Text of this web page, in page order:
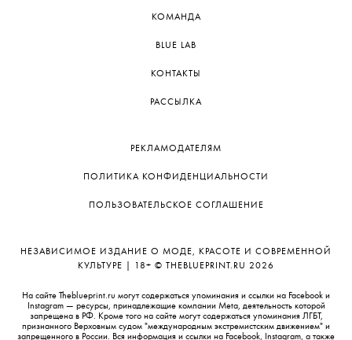
КОМАНДА
BLUE LAB
КОНТАКТЫ
РАССЫЛКА
РЕКЛАМОДАТЕЛЯМ
ПОЛИТИКА КОНФИДЕНЦИАЛЬНОСТИ
ПОЛЬЗОВАТЕЛЬСКОЕ СОГЛАШЕНИЕ
НЕЗАВИСИМОЕ ИЗДАНИЕ О МОДЕ, КРАСОТЕ И СОВРЕМЕННОЙ
КУЛЬТУРЕ | 18+ © THEBLUEPRINT.RU 2026
На сайте Theblueprint.ru могут содержаться упоминания и ссылки на Facebook и
Instagram — ресурсы, принадлежащие компании Meta, деятельность которой
запрещена в РФ. Кроме того на сайте могут содержаться упоминания ЛГБТ,
признанного Верховным судом "международным экстремистским движением" и
запрещенного в России. Вся информация и ссылки на Facebook, Instagram, а также